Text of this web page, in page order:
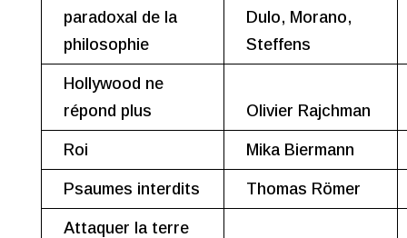
paradoxal de la
philosophie
Dulo, Morano,
Steffens
Hollywood ne
répond plus
Olivier Rajchman
Roi Mika Biermann
Psaumes interdits Thomas Römer
Attaquer la terre